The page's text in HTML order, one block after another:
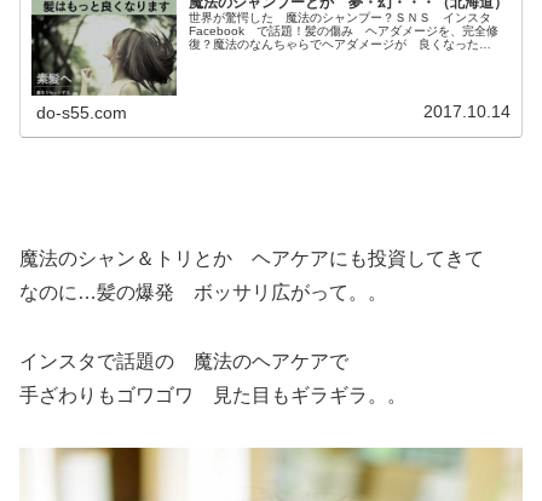
世界が驚愕した 魔法のシャンプー？ＳＮＳ インスタ
Facebook で話題！髪の傷み ヘアダメージを、完全修
復？魔法のなんちゃらでヘアダメージが 良くなった
do-s55.com 2017.10.14
魔法のシャン＆トリとか ヘアケアにも投資してきて
なのに…髪の爆発 ボッサリ広がって。。
インスタで話題の 魔法のヘアケアで
手ざわりもゴワゴワ 見た目もギラギラ。。